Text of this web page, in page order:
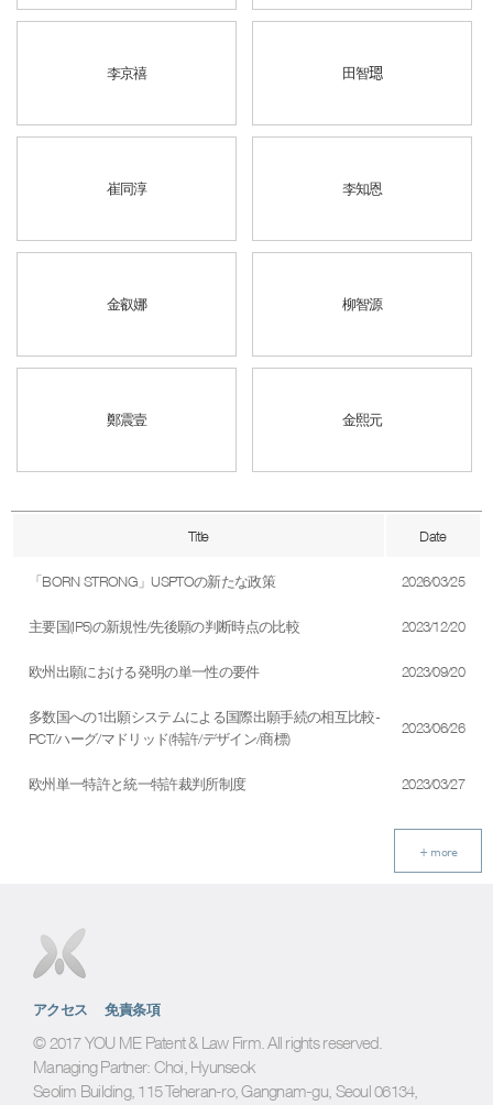
李京禧 田智𤨒
崔同淳 李知恩
金叡娜 柳智源
鄭震壹 金熙元
Title Date
「BORN STRONG」USPTOの新たな政策 2026/03/25
主要国(IP5)の新規性/先後願の判断時点の比較 2023/12/20
欧州出願における発明の単一性の要件 2023/09/20
多数国への1出願システムによる国際出願手続の相互比較-
PCT/ハーグ/マドリッド(特許/デザイン/商標)
2023/06/26
欧州単一特許と統一特許裁判所制度 2023/03/27
+ more
アクセス 免責条項
© 2017 YOU ME Patent & Law Firm. All rights reserved.
Managing Partner: Choi, Hyunseok
Seolim Building, 115 Teheran-ro, Gangnam-gu, Seoul 06134,